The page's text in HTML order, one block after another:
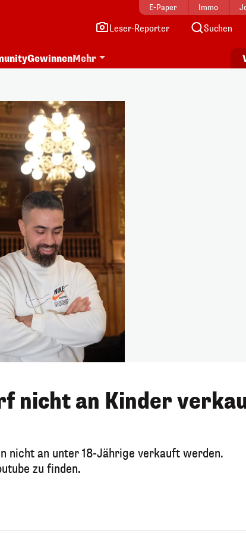
E-Paper Immo
Leser-Reporter Suchen
GewinnenMehr
nicht an Kinder
nicht an unter 18-Jährige verkauft werden.
zu finden.